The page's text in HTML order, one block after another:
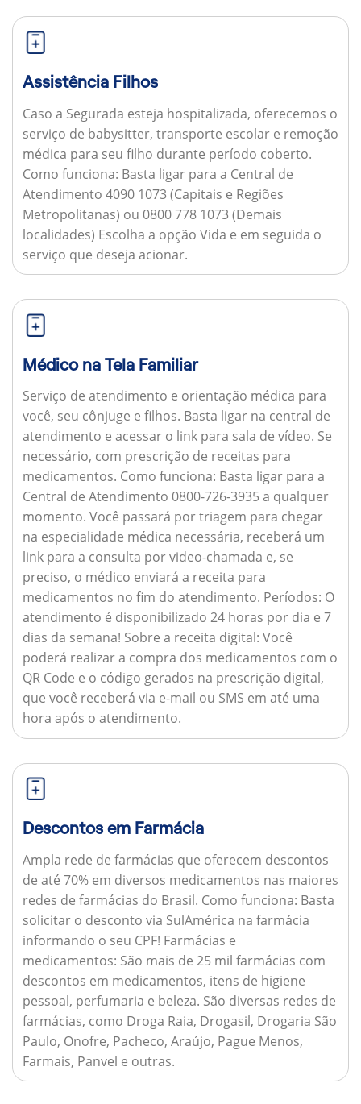
Assistência Filhos
Caso a Segurada esteja hospitalizada, oferecemos o
serviço de babysitter, transporte escolar e remoção
médica para seu filho durante período coberto.
Como funciona: Basta ligar para a Central de
Atendimento 4090 1073 (Capitais e Regiões
Metropolitanas) ou 0800 778 1073 (Demais
localidades) Escolha a opção Vida e em seguida o
serviço que deseja acionar.
Médico na Tela Familiar
Serviço de atendimento e orientação médica para
você, seu cônjuge e filhos. Basta ligar na central de
atendimento e acessar o link para sala de vídeo. Se
necessário, com prescrição de receitas para
medicamentos. Como funciona: Basta ligar para a
Central de Atendimento 0800-726-3935 a qualquer
momento. Você passará por triagem para chegar
na especialidade médica necessária, receberá um
link para a consulta por video-chamada e, se
preciso, o médico enviará a receita para
medicamentos no fim do atendimento. Períodos: O
atendimento é disponibilizado 24 horas por dia e 7
dias da semana! Sobre a receita digital: Você
poderá realizar a compra dos medicamentos com o
QR Code e o código gerados na prescrição digital,
que você receberá via e-mail ou SMS em até uma
hora após o atendimento.
Descontos em Farmácia
Ampla rede de farmácias que oferecem descontos
de até 70% em diversos medicamentos nas maiores
redes de farmácias do Brasil. Como funciona: Basta
solicitar o desconto via SulAmérica na farmácia
informando o seu CPF! Farmácias e
medicamentos: São mais de 25 mil farmácias com
descontos em medicamentos, itens de higiene
pessoal, perfumaria e beleza. São diversas redes de
farmácias, como Droga Raia, Drogasil, Drogaria São
Paulo, Onofre, Pacheco, Araújo, Pague Menos,
Farmais, Panvel e outras.